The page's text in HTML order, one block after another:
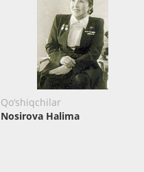
Qo‘shiqchilar
Nosirova Halima